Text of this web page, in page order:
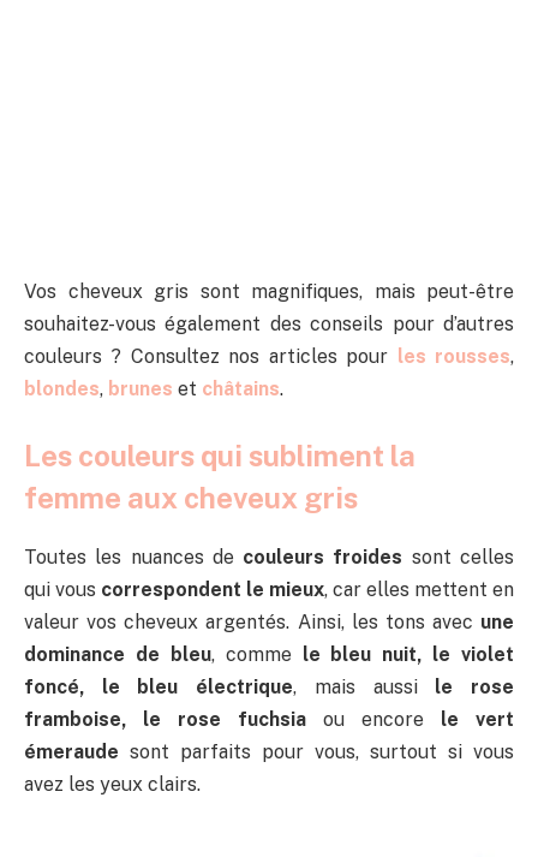
Vos cheveux gris sont magnifiques, mais peut-être
souhaitez-vous également des conseils pour d’autres
couleurs ? Consultez nos articles pour les rousses,
blondes, brunes et châtains.
Les couleurs qui subliment la
femme aux cheveux gris
Toutes les nuances de couleurs froides sont celles
qui vous correspondent le mieux, car elles mettent en
valeur vos cheveux argentés. Ainsi, les tons avec une
dominance de bleu, comme le bleu nuit, le violet
foncé, le bleu électrique, mais aussi le rose
framboise, le rose fuchsia ou encore le vert
émeraude sont parfaits pour vous, surtout si vous
avez les yeux clairs.